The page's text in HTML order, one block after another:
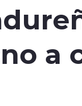
a